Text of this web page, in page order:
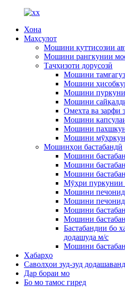
Хона
Маҳсулот
Мошини қуттисозии
Мошини рангкунии
Таҷҳизоти дорусозӣ
Мошини
Мошини
Мошини
Мошини
Омехта ва зарфи
Мошини
Мошини
Мошини
Мошинҳои бастабандӣ
Мошини
Мошини
Мошини
Мӯҳри пуркунии
Мошини
Мошини
Мошини
Мошини
Бастабандии бо
додашуда м/с
Мошини
Хабарҳо
Саволҳои зуд-зуд
Дар бораи мо
Бо мо тамос гиред